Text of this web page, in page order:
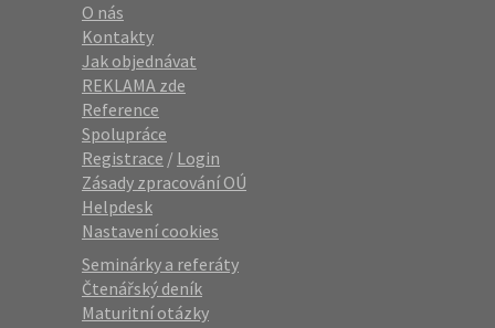
O nás
Kontakty
Jak objednávat
REKLAMA zde
Reference
Spolupráce
Registrace / Login
Zásady zpracování OÚ
Helpdesk
Nastavení cookies
Seminárky a referáty
Čtenářský deník
Maturitní otázky